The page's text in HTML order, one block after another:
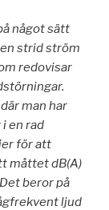
något sätt
strid ström
redovisar
man har
en rad
för att
måttet dB(A)
beror på
ljud